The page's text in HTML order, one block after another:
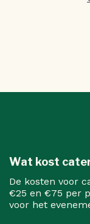
Wat kost
De kosten voor
€25 en €75 per
voor het